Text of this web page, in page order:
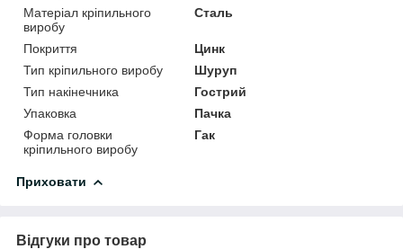
Матеріал кріпильного
виробу
Сталь
Покриття
Цинк
Тип кріпильного виробу
Шуруп
Тип накінечника
Гострий
Упаковка
Пачка
Форма головки
кріпильного виробу
Гак
Приховати
Відгуки про товар